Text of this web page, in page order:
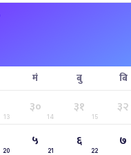
मं बु बि
13
३०
14
३१
15
३२
20
५
21
६
22
७